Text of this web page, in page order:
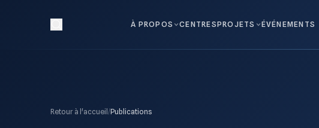
À PROPOS CENTRESPROJETS ÉVÉNEMENTS
Retour à l'accueil /Publications